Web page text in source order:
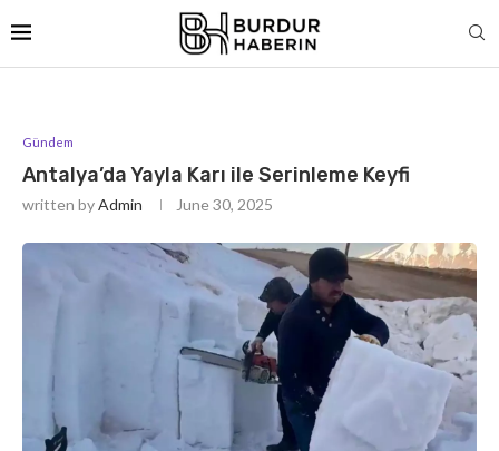
Gündem
Antalya’da Yayla Karı ile Serinleme Keyfi
written byAdmin June 30, 2025